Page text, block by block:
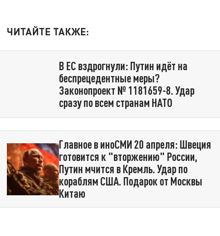
ЧИТАЙТЕ ТАКЖЕ:
В ЕС вздрогнули: Путин идёт на
беспрецедентные меры?
Законопроект № 1181659-8. Удар
сразу по всем странам НАТО
Главное в иноСМИ 20 апреля: Швеция
готовится к "вторжению" России,
Путин мчится в Кремль. Удар по
кораблям США. Подарок от Москвы
Китаю